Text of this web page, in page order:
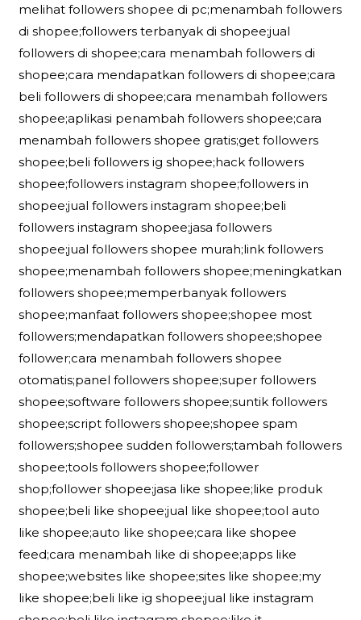
melihat followers shopee di pc;menambah followers
di shopee;followers terbanyak di shopee;jual
followers di shopee;cara menambah followers di
shopee;cara mendapatkan followers di shopee;cara
beli followers di shopee;cara menambah followers
shopee;aplikasi penambah followers shopee;cara
menambah followers shopee gratis;get followers
shopee;beli followers ig shopee;hack followers
shopee;followers instagram shopee;followers in
shopee;jual followers instagram shopee;beli
followers instagram shopee;jasa followers
shopee;jual followers shopee murah;link followers
shopee;menambah followers shopee;meningkatkan
followers shopee;memperbanyak followers
shopee;manfaat followers shopee;shopee most
followers;mendapatkan followers shopee;shopee
follower;cara menambah followers shopee
otomatis;panel followers shopee;super followers
shopee;software followers shopee;suntik followers
shopee;script followers shopee;shopee spam
followers;shopee sudden followers;tambah followers
shopee;tools followers shopee;follower
shop;follower shopee;jasa like shopee;like produk
shopee;beli like shopee;jual like shopee;tool auto
like shopee;auto like shopee;cara like shopee
feed;cara menambah like di shopee;apps like
shopee;websites like shopee;sites like shopee;my
like shopee;beli like ig shopee;jual like instagram